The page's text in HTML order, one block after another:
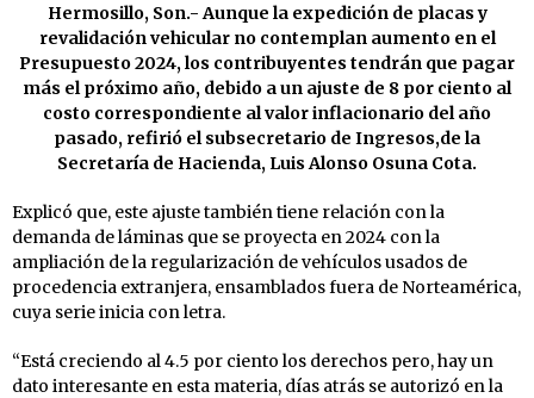
Hermosillo, Son.- Aunque la expedición de placas y
revalidación vehicular no contemplan aumento en el
Presupuesto 2024, los contribuyentes tendrán que pagar
más el próximo año, debido a un ajuste de 8 por ciento al
costo correspondiente al valor inflacionario del año
pasado, refirió el subsecretario de Ingresos,de la
Secretaría de Hacienda, Luis Alonso Osuna Cota.
Explicó que, este ajuste también tiene relación con la
demanda de láminas que se proyecta en 2024 con la
ampliación de la regularización de vehículos usados de
procedencia extranjera, ensamblados fuera de Norteamérica,
cuya serie inicia con letra.
“Está creciendo al 4.5 por ciento los derechos pero, hay un
dato interesante en esta materia, días atrás se autorizó en la